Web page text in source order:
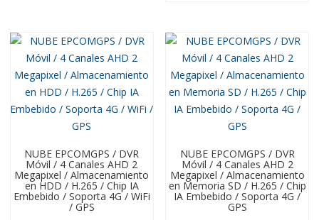
NUBE EPCOMGPS / DVR
Móvil / 4 Canales AHD 2
Megapixel / Almacenamiento
en HDD / H.265 / Chip IA
Embebido / Soporta 4G / WiFi
/ GPS
NUBE EPCOMGPS / DVR
Móvil / 4 Canales AHD 2
Megapixel / Almacenamiento
en Memoria SD / H.265 / Chip
IA Embebido / Soporta 4G /
GPS